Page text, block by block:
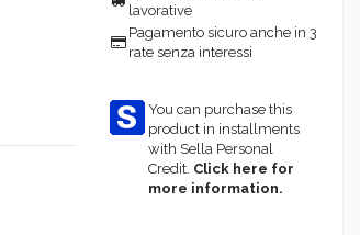
lavorative
Pagamento sicuro anche in 3
rate senza interessi
You can purchase this
product in installments
with Sella Personal
Credit. Click here for
more information.